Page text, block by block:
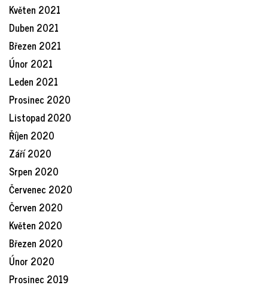
Květen 2021
Duben 2021
Březen 2021
Únor 2021
Leden 2021
Prosinec 2020
Listopad 2020
Říjen 2020
Září 2020
Srpen 2020
Červenec 2020
Červen 2020
Květen 2020
Březen 2020
Únor 2020
Prosinec 2019